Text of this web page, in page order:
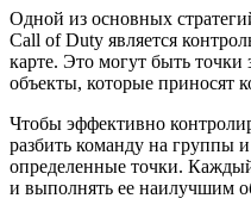
Одной из основных
Call of Duty является
карте. Это могут быть
объекты, которые приносят
Чтобы эффективно
разбить команду на группы
определенные точки.
и выполнять ее наилучшим